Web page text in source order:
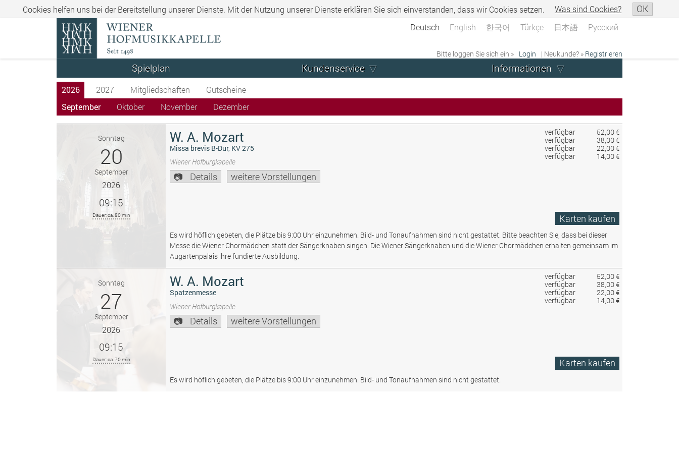
Cookies helfen uns bei der Bereitstellung unserer Dienste. Mit der Nutzung unserer Dienste erklären Sie sich einverstanden, dass wir Cookies setzen. Was sind Cookies? OK
Deutsch English 한국어 Türkçe 日本語 Русский
Bitte loggen Sie sich ein » Login | Neukunde? » Registrieren
Spielplan Kundenservice Informationen
2026 2027 Mitgliedschaften
Gutscheine
September
Oktober November Dezember
verfügbar
52,00 €
verfügbar
38,00 €
verfügbar
22,00 €
verfügbar
14,00 €
Sonntag
20
September
2026
09:15
Dauer: ca. 80 min
W. A. Mozart
Missa brevis B-Dur, KV 275
Wiener Hofburgkapelle
Details weitere Vorstellungen
Karten kaufen
Es wird höflich gebeten, die Plätze bis 9:00 Uhr einzunehmen. Bild- und Tonaufnahmen sind nicht gestattet. Bitte beachten Sie, dass bei dieser
Messe die Wiener Chormädchen statt der Sängerknaben singen. Die Wiener Sängerknaben und die Wiener Chormädchen erhalten gemeinsam im
Augartenpalais ihre fundierte Ausbildung.
verfügbar
52,00 €
verfügbar
38,00 €
verfügbar
22,00 €
verfügbar
14,00 €
Sonntag
27
September
2026
09:15
Dauer: ca. 70 min
W. A. Mozart
Spatzenmesse
Wiener Hofburgkapelle
Details weitere Vorstellungen
Karten kaufen
Es wird höflich gebeten, die Plätze bis 9:00 Uhr einzunehmen. Bild- und Tonaufnahmen sind nicht gestattet.